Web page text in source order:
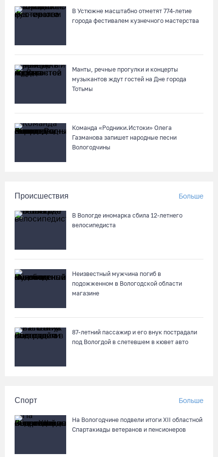
В Устюжне масштабно отметят 774-летие
города фестивалем кузнечного мастерства
Манты, речные прогулки и концерты
музыкантов ждут гостей на Дне города
Тотьмы
Команда «Родники.Истоки» Олега
Газманова запишет народные песни
Вологодчины
Происшествия Больше
В Вологде иномарка сбила 12-летнего
велосипедиста
Неизвестный мужчина погиб в
подожженном в Вологодской области
магазине
87-летний пассажир и его внук пострадали
под Вологдой в слетевшем в кювет авто
Спорт Больше
На Вологодчине подвели итоги XII областной
Спартакиады ветеранов и пенсионеров